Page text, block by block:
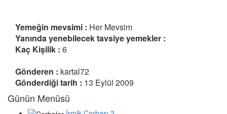
Yemeğin mevsimi : Her Mevsim
Yanında yenebilecek tavsiye yemekler :
Kaç Kişilik : 6
Gönderen : kartal72
Gönderdiği tarih : 13 Eylül 2009
Günün Menüsü